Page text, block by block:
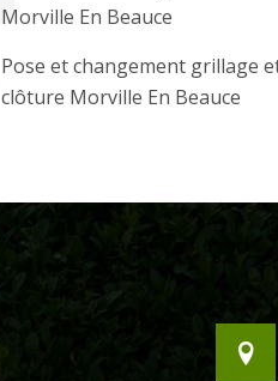
Morville En Beauce
Pose et changement grillage
clôture Morville En Beauce